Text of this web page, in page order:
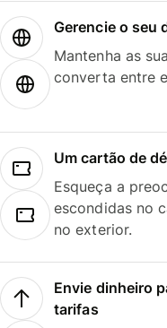
Gerencie o seu
Mantenha as
converta entre
Um cartão de
Esqueça a
escondidas no
no exterior.
Envie dinheiro
tarifas